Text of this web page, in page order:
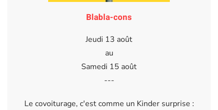
Blabla-cons
Jeudi 13 août
au
Samedi 15 août
---
Le covoiturage, c'est comme un Kinder surprise :